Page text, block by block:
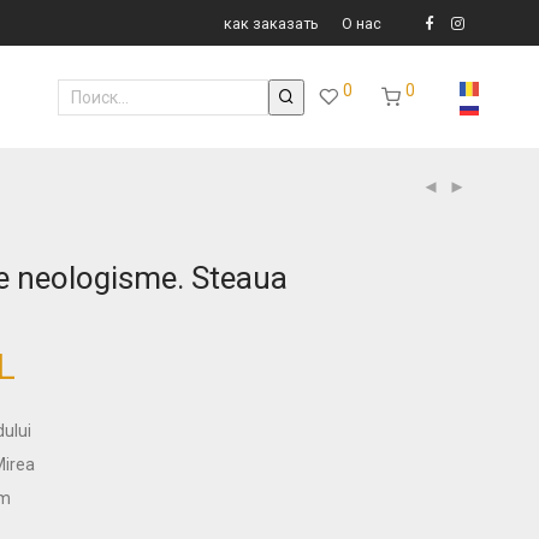
как заказать О нас
0 0
neologisme. Steaua